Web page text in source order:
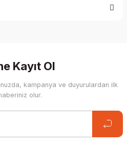
Kayıt Ol
kampanya ve duyurulardan ilk
olur.